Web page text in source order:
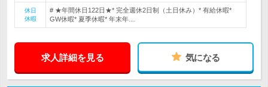
休日
休暇
# ★年間休日122日★* 完全週休2日制（土日休み）* 有給休暇*
GW休暇* 夏季休暇* 年末年…
求人詳細を見る 気になる